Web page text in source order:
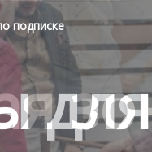
подписке